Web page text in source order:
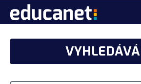
ŠKOLY EDUCANET
EDUCAnet Praha
O SÍTI ŠKOL EDUCANET
SÍŤ ŠKOL EDUCANET